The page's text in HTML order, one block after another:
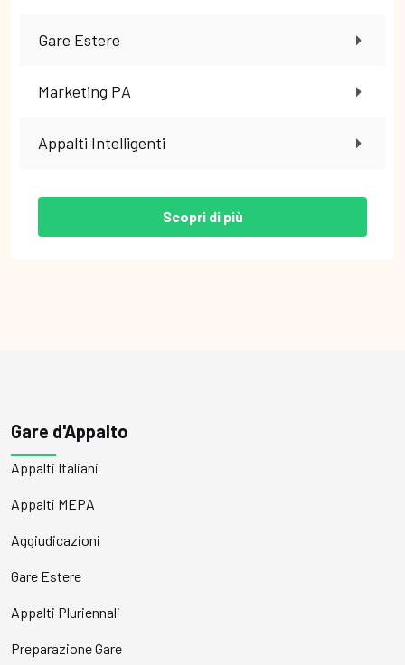
Gare Estere
Marketing PA
Appalti Intelligenti
Scopri di più
Gare d'Appalto
Appalti Italiani
Appalti MEPA
Aggiudicazioni
Gare Estere
Appalti Pluriennali
Preparazione Gare